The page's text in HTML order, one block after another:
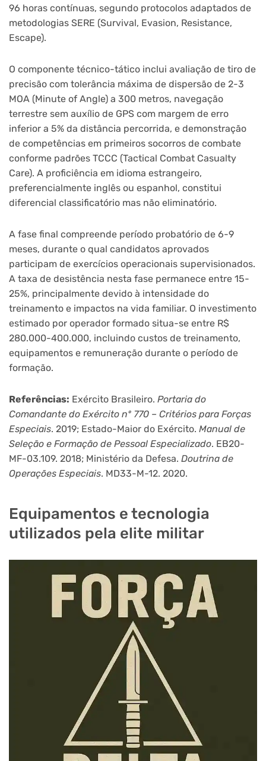
96 horas contínuas, segundo protocolos adaptados de
metodologias SERE (Survival, Evasion, Resistance,
Escape).
O componente técnico-tático inclui avaliação de tiro de
precisão com tolerância máxima de dispersão de 2-3
MOA (Minute of Angle) a 300 metros, navegação
terrestre sem auxílio de GPS com margem de erro
inferior a 5% da distância percorrida, e demonstração
de competências em primeiros socorros de combate
conforme padrões TCCC (Tactical Combat Casualty
Care). A proficiência em idioma estrangeiro,
preferencialmente inglês ou espanhol, constitui
diferencial classificatório mas não eliminatório.
A fase final compreende período probatório de 6-9
meses, durante o qual candidatos aprovados
participam de exercícios operacionais supervisionados.
A taxa de desistência nesta fase permanece entre 15-
25%, principalmente devido à intensidade do
treinamento e impactos na vida familiar. O investimento
estimado por operador formado situa-se entre R$
280.000-400.000, incluindo custos de treinamento,
equipamentos e remuneração durante o período de
formação.
Referências: Exército Brasileiro. Portaria do
Comandante do Exército nº 770 – Critérios para Forças
Especiais. 2019; Estado-Maior do Exército. Manual de
Seleção e Formação de Pessoal Especializado. EB20-
MF-03.109. 2018; Ministério da Defesa. Doutrina de
Operações Especiais. MD33-M-12. 2020.
Equipamentos e tecnologia
utilizados pela elite militar